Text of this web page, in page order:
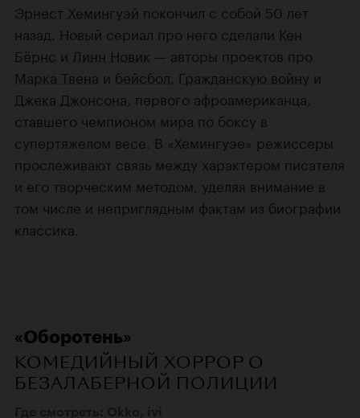
Эрнест Хемингуэй покончил с собой 50 лет
назад. Новый сериал про него сделали Кен
Бёрнс и Линн Новик — авторы проектов про
Марка Твена и бейсбол, Гражданскую войну и
Джека Джонсона, первого афроамериканца,
ставшего чемпионом мира по боксу в
супертяжелом весе. В «Хемингуэе» режиссеры
прослеживают связь между характером писателя
и его творческим методом, уделяя внимание в
том числе и неприглядным фактам из биографии
классика.
«Оборотень»
КОМЕДИЙНЫЙ ХОРРОР О
БЕЗАЛАБЕРНОЙ ПОЛИЦИИ